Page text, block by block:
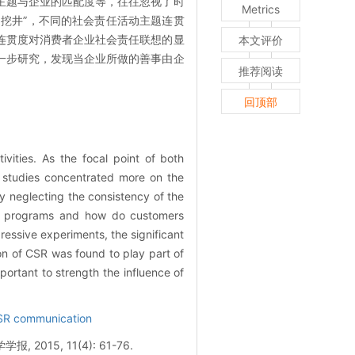
井”，不同的社会责任活动主题连贯
度对消费者企业社会责任联想的显
研究，发现当企业所做的善事由企
As the focal point of both
concentrated more on the
neglecting the consistency of the
and how do customers
experiments, the significant
of CSR was found to play part of
to strength the influence of
communication
学报, 2015, 11(4): 61-76.
Metrics
本文评价
推荐阅读
回顶部